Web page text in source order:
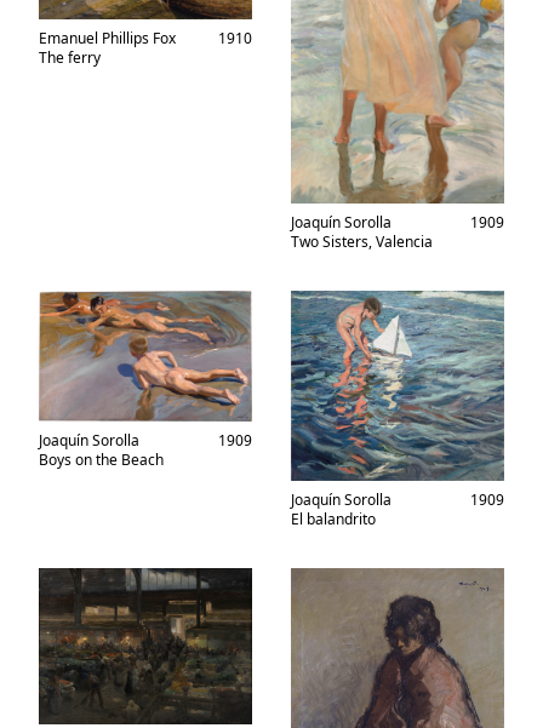
Emanuel Phillips Fox
The ferry
1910
Joaquín Sorolla
Two Sisters, Valencia
1909
Joaquín Sorolla
Boys on the Beach
1909
Joaquín Sorolla
El balandrito
1909